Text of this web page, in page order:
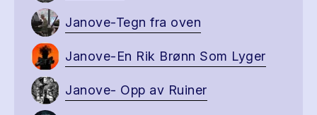
Janove-Tegn fra oven
Janove-En Rik Brønn Som Lyger
Janove- Opp av Ruiner